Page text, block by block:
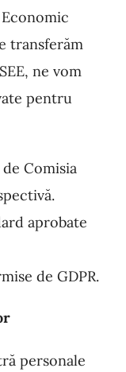
transferăm
ne vom
pentru
Comisia
aprobate
de GDPR.
personale